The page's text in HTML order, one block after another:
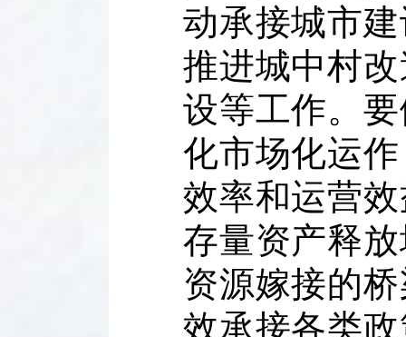
动承接城市
推进城中村
设等工作。
化市场化运
效率和运营
存量资产释
资源嫁接的
效承接各类